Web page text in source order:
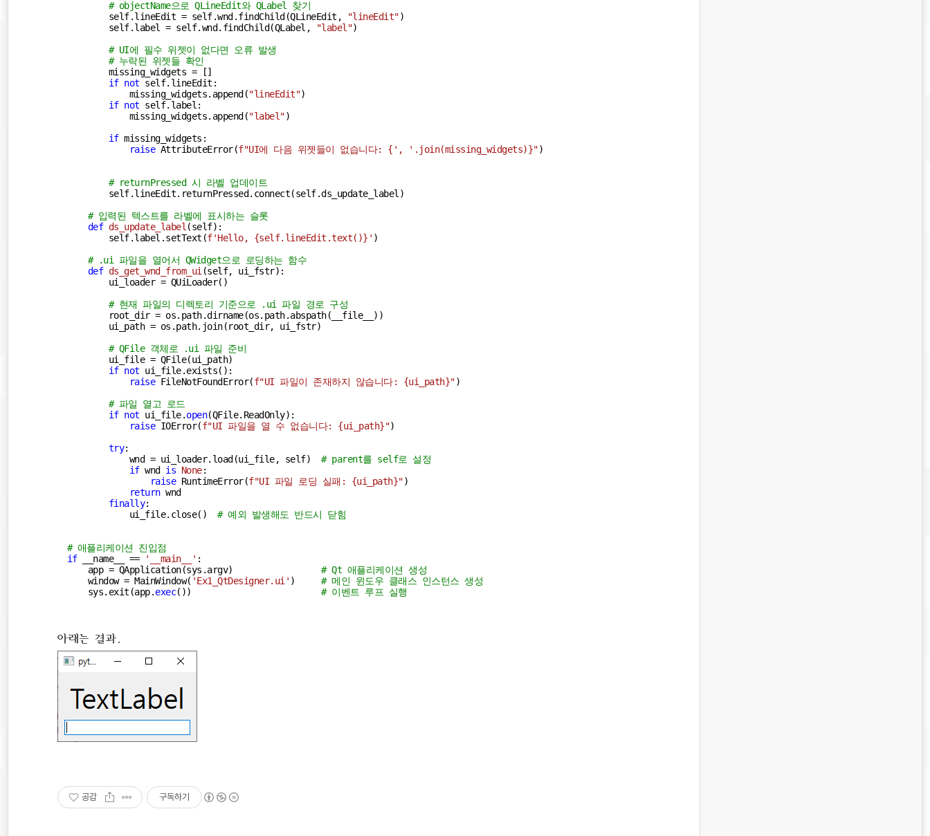
# objectName으로 QLineEdit와 QLabel 찾기
        self.lineEdit = self.wnd.findChild(QLineEdit,
"lineEdit")
        self.label = self.wnd.findChild(QLabel,
"label")
# UI에 필수 위젯이 없다면 오류 발생
# 누락된 위젯들 확인
        missing_widgets = []
if not self.lineEdit:
            missing_widgets.append(
"lineEdit")
if not self.label:
            missing_widgets.append(
"label")
if missing_widgets:
raise AttributeError(f"UI에 다음 위젯들이 없습니다: { ', ' .join(missing_widgets)}")
# returnPressed 시 라벨 업데이트
        self.lineEdit.returnPressed.connect(self.ds_update_label)
# 입력된 텍스트를 라벨에 표시하는 슬롯
def ds_update_label (self):
        self.label.setText(
f'Hello, {self.lineEdit.text()} ' )
# .ui 파일을 열어서 QWidget으로 로딩하는 함수
def ds_get_wnd_from_ui (self, ui_fstr):
        ui_loader = QUiLoader()
# 현재 파일의 디렉토리 기준으로 .ui 파일 경로 구성
        root_dir = os.path.dirname(os.path.abspath(__file__))
        ui_path = os.path.join(root_dir, ui_fstr)
# QFile 객체로 .ui 파일 준비
        ui_file = QFile(ui_path)
if not ui_file.exists():
raise FileNotFoundError(f"UI 파일이 존재하지 않습니다: {ui_path}")
# 파일 열고 로드
if not ui_file.open(QFile.ReadOnly):
raise IOError(f"UI 파일을 열 수 없습니다: {ui_path}")
try:
            wnd = ui_loader.load(ui_file, self)
# parent를 self로 설정
if wnd is None:
raise RuntimeError(f"UI 파일 로딩 실패: {ui_path}")
return wnd
finally:
            ui_file.close()
# 예외 발생해도 반드시 닫힘
# 애플리케이션 진입점
if __name__ == '__main__' :
    app = QApplication(sys.argv)
# Qt 애플리케이션 생성
    window = MainWindow(
'Ex1_QtDesigner.ui' ) # 메인 윈도우 클래스 인스턴스 생성
    sys.exit(app.
exec()) # 이벤트 루프 실행
아래는 결과.
공감 구독하기